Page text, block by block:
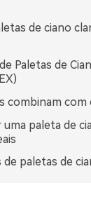
de ciano
Paletas de
combinam com
uma paleta de
de paletas de